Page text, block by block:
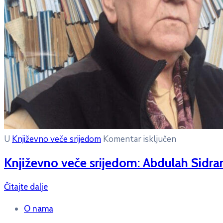
U Književno veče srijedom Komentar isključen
Književno veče srijedom: Abdulah
Čitajte dalje
O nama